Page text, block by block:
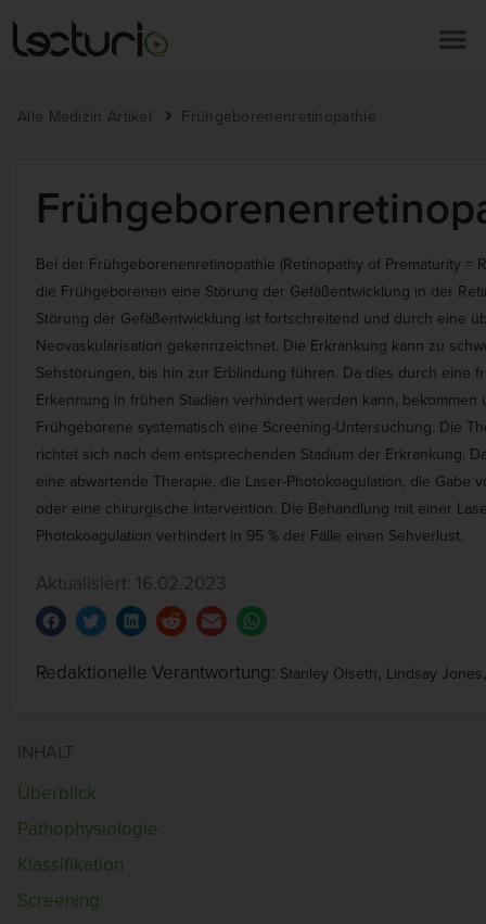
Alle Medizin Artikel Frühgeborenenretinopathie
Bei der Frühgeborenenretinopathie (Retinopathy of Prematurity =
die Frühgeborenen eine Störung der Gefäßentwicklung in der
Störung der Gefäßentwicklung ist fortschreitend und durch eine
Neovaskularisation gekennzeichnet. Die Erkrankung kann zu
Sehstörungen, bis hin zur Erblindung führen. Da dies durch eine
Erkennung in frühen Stadien verhindert werden kann, bekommen
Frühgeborene systematisch eine Screening-Untersuchung. Die
richtet sich nach dem entsprechenden Stadium der Erkrankung.
eine abwartende Therapie, die Laser-Photokoagulation, die Gabe
oder eine chirurgische Intervention. Die Behandlung mit einer
Photokoagulation verhindert in 95 % der Fälle einen Sehverlust.
Aktualisiert: 16.02.2023
Redaktionelle Verantwortung: Stanley Oiseth, Lindsay Jones
INHALT
Überblick
Pathophysiologie
Klassifikation
Screening